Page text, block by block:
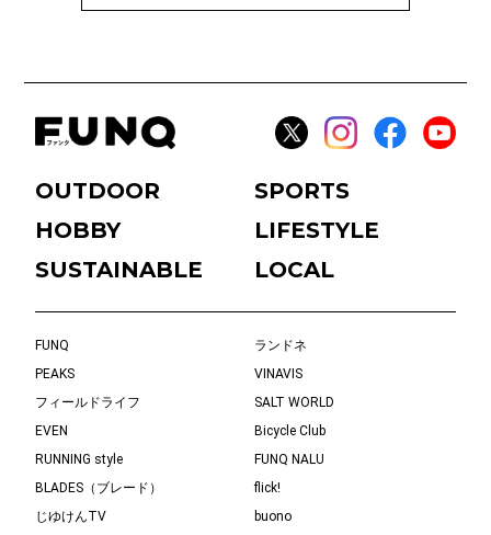
OUTDOOR
SPORTS
HOBBY
LIFESTYLE
SUSTAINABLE
LOCAL
FUNQ
ランドネ
PEAKS
VINAVIS
フィールドライフ
SALT WORLD
EVEN
Bicycle Club
RUNNING style
FUNQ NALU
BLADES（ブレード）
flick!
じゆけんTV
buono